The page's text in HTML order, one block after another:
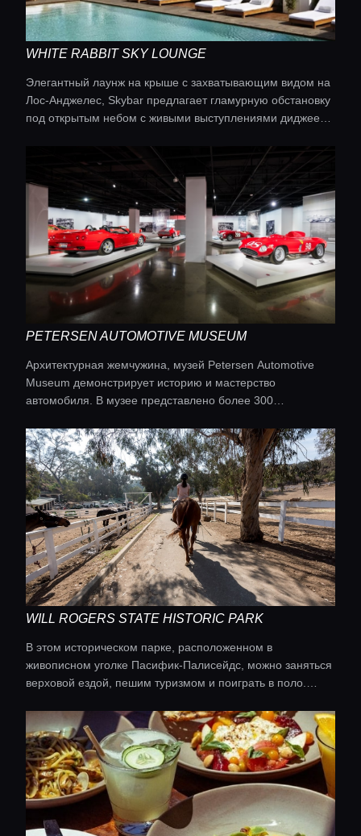
Главная
Локации
Гиды
WHITE RABBIT SKY LOUNGE
Элегантный лаунж на крыше с захватывающим видом на
Лос-Анджелес, Skybar предлагает гламурную обстановку
под открытым небом с живыми выступлениями диджеев и
PETERSEN AUTOMOTIVE MUSEUM
Архитектурная жемчужина, музей Petersen Automotive
Museum демонстрирует историю и мастерство
автомобиля. В музее представлено более 300
делает его привлекательным для любителей
автомобилей.
WILL ROGERS STATE HISTORIC PARK
В этом историческом парке, расположенном в
живописном уголке Пасифик-Палисейдс, можно заняться
верховой ездой, пешим туризмом и поиграть в поло.
представляет собой прекрасное сочетание активного
отдыха и истории Голливуда.